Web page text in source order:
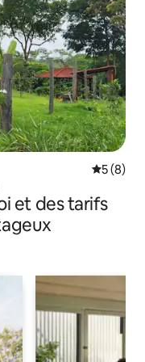
5 (8)
et des tarifs